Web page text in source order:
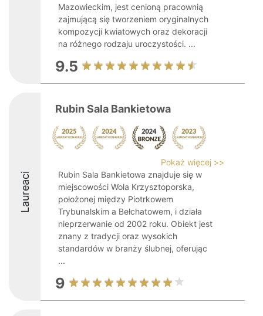
Mazowieckim, jest cenioną pracownią
zajmującą się tworzeniem oryginalnych
kompozycji kwiatowych oraz dekoracji
na różnego rodzaju uroczystości. ...
9.5
Laureaci
Rubin Sala Bankietowa
Pokaż więcej >>
Rubin Sala Bankietowa znajduje się w
miejscowości Wola Krzysztoporska,
położonej między Piotrkowem
Trybunalskim a Bełchatowem, i działa
nieprzerwanie od 2002 roku. Obiekt jest
znany z tradycji oraz wysokich
standardów w branży ślubnej, oferując
...
9